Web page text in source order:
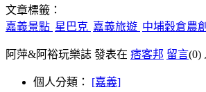
文章標籤：
嘉義景點 星巴克 嘉義旅遊 中埔穀倉農
阿萍&阿裕玩樂誌 發表在 痞客邦 留言(0)
個人分類： [嘉義]